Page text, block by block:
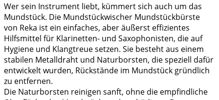
Wer sein Instrument liebt, kümmert sich auch um das
Mundstück. Die Mundstückwischer Mundstückbürste
von Reka ist ein einfaches, aber äußerst effizientes
Hilfsmittel für Klarinetten- und Saxophonisten, die auf
Hygiene und Klangtreue setzen. Sie besteht aus einem
stabilen Metalldraht und Naturborsten, die speziell dafür
entwickelt wurden, Rückstände im Mundstück gründlich
zu entfernen.
Die Naturborsten reinigen sanft, ohne die empfindliche